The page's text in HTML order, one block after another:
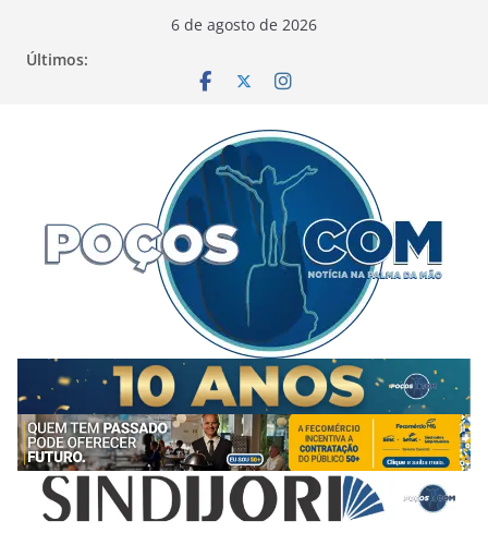
6 de agosto de 2026
Últimos: